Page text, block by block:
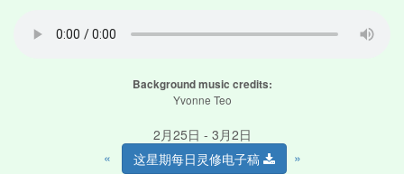
Background music credits:
Yvonne Teo
2月25日 - 3月2日
«
这星期每日灵修电子稿 »